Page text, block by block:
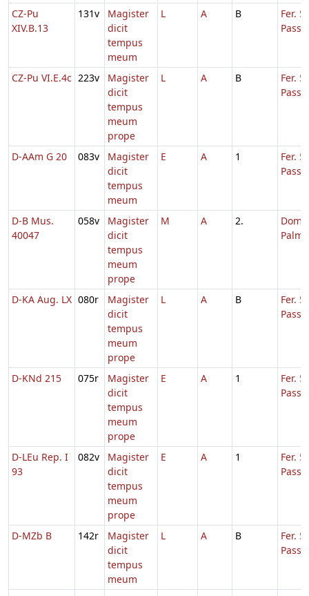
CZ-Pu
XIV.B.13
131v
Magister
dicit
tempus
meum
L A B
Fer. 5
CZ-Pu VI.E.4c 223v
Magister
dicit
tempus
meum
prope
L A B
Fer. 5
D-AAm G 20 083v
Magister
dicit
tempus
meum
E A 1
Fer. 5
D-B Mus.
40047
058v
Magister
dicit
tempus
meum
prope
M A 2.
Dom.
D-KA Aug. LX 080r
Magister
dicit
tempus
meum
prope
L A B
Fer. 5
D-KNd 215 075r
Magister
dicit
tempus
meum
prope
E A 1
Fer. 5
D-LEu Rep. I
93
082v
Magister
dicit
tempus
meum
prope
E A 1
Fer. 5
D-MZb B 142r
Magister
dicit
tempus
meum
L A B
Fer. 5